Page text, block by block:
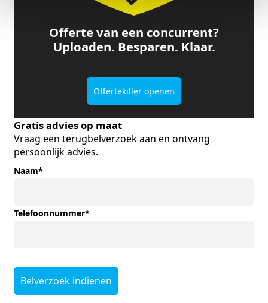
Offerte van een concurrent?
Uploaden. Besparen. Klaar.
Offertekiller openen
Gratis advies op maat
Vraag een terugbelverzoek aan en ontvang
persoonlijk advies.
Naam*
Telefoonnummer*
Belverzoek indienen